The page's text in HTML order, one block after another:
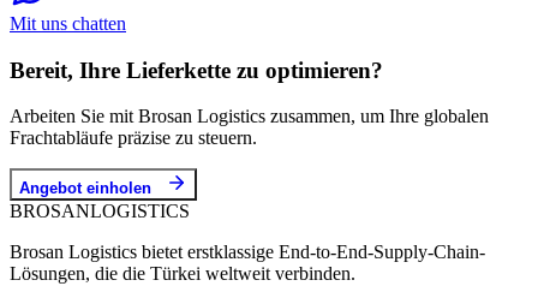
Mit uns chatten
Bereit, Ihre Lieferkette zu optimieren?
Arbeiten Sie mit Brosan Logistics zusammen, um Ihre globalen
Frachtabläufe präzise zu steuern.
Angebot einholen
BROSANLOGISTICS
Brosan Logistics bietet erstklassige End-to-End-Supply-Chain-
Lösungen, die die Türkei weltweit verbinden.